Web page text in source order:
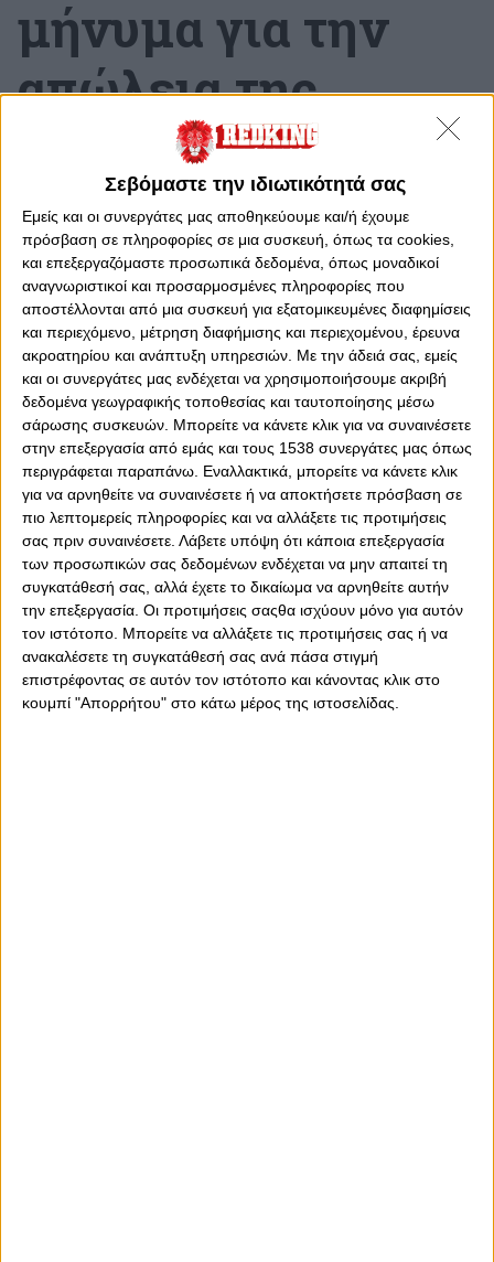
Σεβόμαστε την ιδιωτικότητά σας
Εμείς και οι συνεργάτες μας αποθηκεύουμε και/ή έχουμε
πρόσβαση σε πληροφορίες σε μια συσκευή, όπως τα cookies,
και επεξεργαζόμαστε προσωπικά δεδομένα, όπως μοναδικοί
αναγνωριστικοί και προσαρμοσμένες πληροφορίες που
αποστέλλονται από μια συσκευή για εξατομικευμένες διαφημίσεις
και περιεχόμενο, μέτρηση διαφήμισης και περιεχομένου, έρευνα
ακροατηρίου και ανάπτυξη υπηρεσιών. Με την άδειά σας, εμείς
και οι συνεργάτες μας ενδέχεται να χρησιμοποιήσουμε ακριβή
δεδομένα γεωγραφικής τοποθεσίας και ταυτοποίησης μέσω
σάρωσης συσκευών. Μπορείτε να κάνετε κλικ για να συναινέσετε
στην επεξεργασία από εμάς και τους 1538 συνεργάτες μας όπως
περιγράφεται παραπάνω. Εναλλακτικά, μπορείτε να κάνετε κλικ
για να αρνηθείτε να συναινέσετε ή να αποκτήσετε πρόσβαση σε
πιο λεπτομερείς πληροφορίες και να αλλάξετε τις προτιμήσεις
σας πριν συναινέσετε. Λάβετε υπόψη ότι κάποια επεξεργασία
των προσωπικών σας δεδομένων ενδέχεται να μην απαιτεί τη
συγκατάθεσή σας, αλλά έχετε το δικαίωμα να αρνηθείτε αυτήν
την επεξεργασία. Οι προτιμήσεις σαςθα ισχύουν μόνο για αυτόν
τον ιστότοπο. Μπορείτε να αλλάξετε τις προτιμήσεις σας ή να
ανακαλέσετε τη συγκατάθεσή σας ανά πάσα στιγμή
επιστρέφοντας σε αυτόν τον ιστότοπο και κάνοντας κλικ στο
κουμπί "Απορρήτου" στο κάτω μέρος της ιστοσελίδας.
μήνυμα για την
απώλεια της
μητέρας του
Βαγγέλη
Μαρινάκη
Δευτέρα, 15 Δεκεμβρίου 2025 - 21:52
0 0
Θρήνος για τον ηγέτη της ΠΑΕ Ολυμπιακός Βαγγέλη